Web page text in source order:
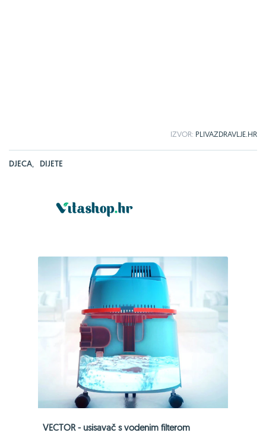
IZVOR: PLIVAZDRAVLJE.HR
DJECA, DIJETE
VECTOR - usisavač s vodenim filterom